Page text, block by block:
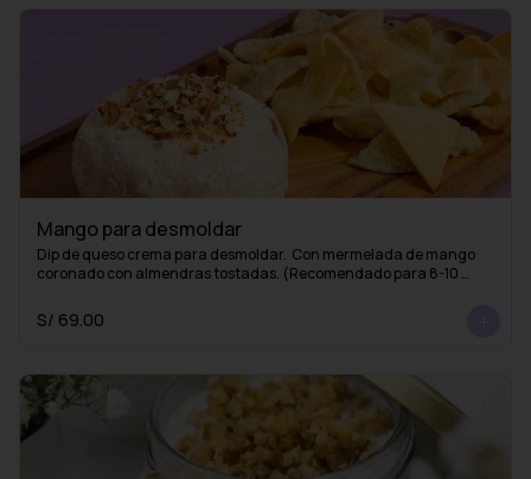
Mango para desmoldar
Dip de queso crema para desmoldar.  Con mermelada de mango
coronado con almendras tostadas. (Recomendado para 8-10
S/ 69.00